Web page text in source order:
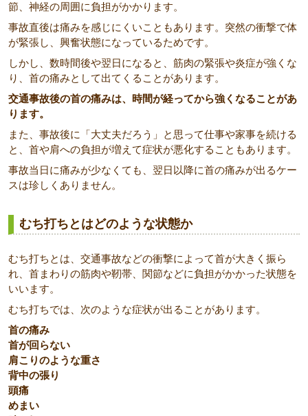
節、神経の周囲に負担がかかります。
事故直後は痛みを感じにくいこともあります。突然の衝撃で体
が緊張し、興奮状態になっているためです。
しかし、数時間後や翌日になると、筋肉の緊張や炎症が強くな
り、首の痛みとして出てくることがあります。
交通事故後の首の痛みは、時間が経ってから強くなることがあ
ります。
また、事故後に「大丈夫だろう」と思って仕事や家事を続ける
と、首や肩への負担が増えて症状が悪化することもあります。
事故当日に痛みが少なくても、翌日以降に首の痛みが出るケー
スは珍しくありません。
むち打ちとはどのような状態か
むち打ちとは、交通事故などの衝撃によって首が大きく振ら
れ、首まわりの筋肉や靭帯、関節などに負担がかかった状態を
いいます。
むち打ちでは、次のような症状が出ることがあります。
首の痛み
首が回らない
肩こりのような重さ
背中の張り
頭痛
めまい